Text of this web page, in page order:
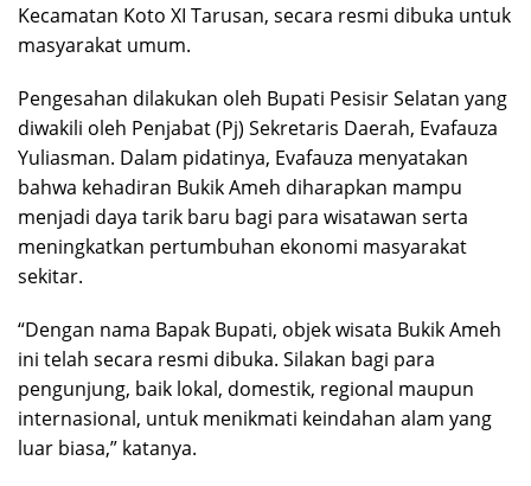
Kecamatan Koto XI Tarusan, secara resmi dibuka untuk
masyarakat umum.
Pengesahan dilakukan oleh Bupati Pesisir Selatan yang
diwakili oleh Penjabat (Pj) Sekretaris Daerah, Evafauza
Yuliasman. Dalam pidatinya, Evafauza menyatakan
bahwa kehadiran Bukik Ameh diharapkan mampu
menjadi daya tarik baru bagi para wisatawan serta
meningkatkan pertumbuhan ekonomi masyarakat
sekitar.
“Dengan nama Bapak Bupati, objek wisata Bukik Ameh
ini telah secara resmi dibuka. Silakan bagi para
pengunjung, baik lokal, domestik, regional maupun
internasional, untuk menikmati keindahan alam yang
luar biasa,” katanya.